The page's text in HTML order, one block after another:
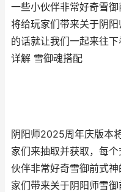
一些小伙伴非常好奇雪
将给玩家们带来关于阴
的话就让我们一起来往
详解 雪御魂搭配
阴阳师2025周年庆版本
家们来抽取并获取，每
伙伴非常好奇雪御前式
家们带来关于阴阳师雪